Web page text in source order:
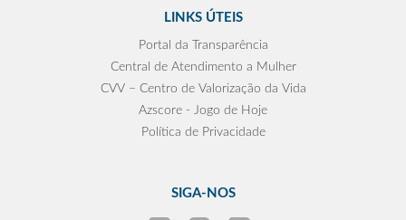
LINKS ÚTEIS
Portal da Transparência
Central de Atendimento a Mulher
CVV – Centro de Valorização da Vida
Azscore - Jogo de Hoje
Política de Privacidade
SIGA-NOS